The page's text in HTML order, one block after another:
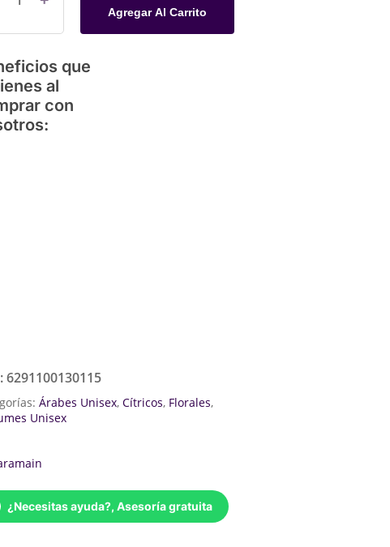
Agregar Al Carrito
que
al
con
6291100130115
Árabes Unisex, Cítricos, Florales,
Unisex
¿Necesitas ayuda?, Asesoría gratuita